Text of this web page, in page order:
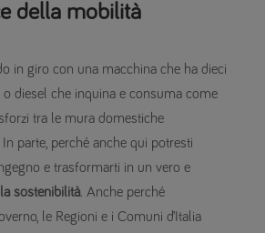
della mobilità
in giro con una macchina che ha dieci
o diesel che inquina e consuma come
tra le mura domestiche
parte, perché anche qui potresti
e trasformarti in un vero e
sostenibilità. Anche perché
le Regioni e i Comuni d’Italia